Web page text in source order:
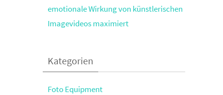
emotionale Wirkung von künstlerischen
Imagevideos maximiert
Kategorien
Foto Equipment